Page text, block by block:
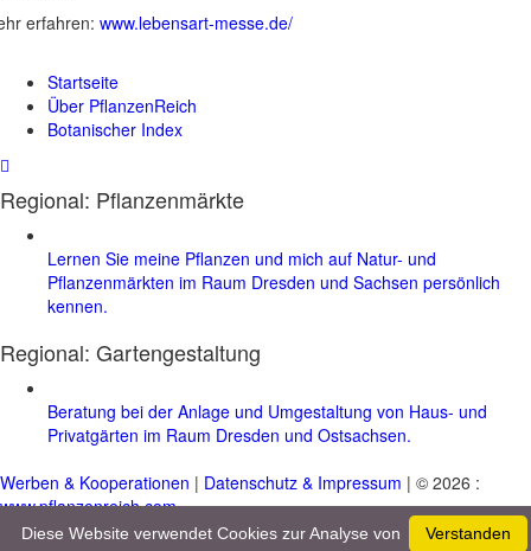
erfahren: www.lebensart-messe.de/
Startseite
Über PflanzenReich
Botanischer Index
Regional: Pflanzenmärkte
Lernen Sie meine Pflanzen und mich auf Natur- und
Pflanzenmärkten im Raum Dresden und Sachsen persönlich
kennen.
Regional: Gartengestaltung
Beratung bei der Anlage und Umgestaltung von Haus- und
Privatgärten im Raum Dresden und Ostsachsen.
Werben & Kooperationen | Datenschutz & Impressum | © 2026 :
www.pflanzenreich.com
Verstanden
Diese Website verwendet Cookies zur Analyse von